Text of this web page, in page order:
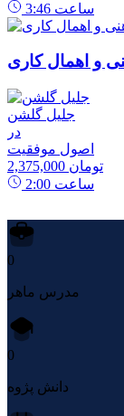
3:46 ساعت
و اهمال کاری
جلیل گلشن
در
اصول موفقیت
2,375,000 تومان
2:00 ساعت
0
مدرس ماهر
0
دانش پژوه